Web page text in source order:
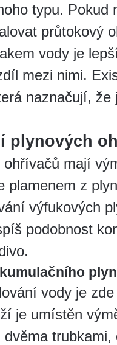
typu. Pokud
průtokový
vody je
mezi nimi.
naznačují,
plynových
ohřívačů mají
plamenem z
výfukových
podobnost
vody je
je umístěn
dvěma